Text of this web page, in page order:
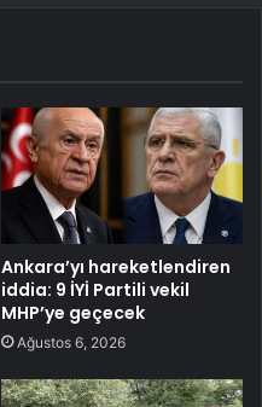
Ankara’yı hareketlendiren
iddia: 9 İYİ Partili vekil
MHP’ye geçecek
Ağustos 6, 2026